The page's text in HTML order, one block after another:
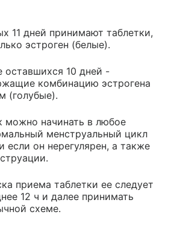
11 дней принимают таблетки,
эстроген (белые).
оставшихся 10 дней -
комбинацию эстрогена
(голубые).
можно начинать в любое
менструальный цикл
если он нерегулярен, а также
приема таблетки ее следует
12 ч и далее принимать
схеме.